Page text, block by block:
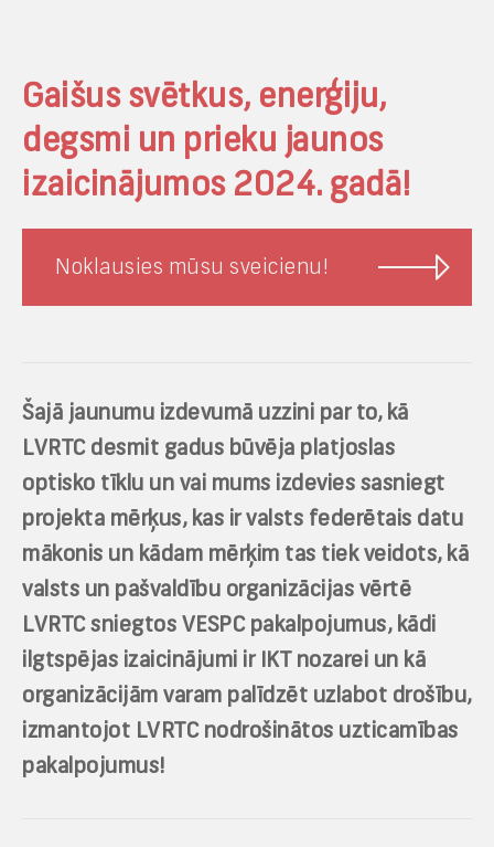
Gaišus svētkus, enerģiju,
degsmi un prieku jaunos
izaicinājumos 2024. gadā!
Noklausies mūsu sveicienu!
Šajā jaunumu izdevumā uzzini par to, kā
LVRTC desmit gadus būvēja platjoslas
optisko tīklu un vai mums izdevies sasniegt
projekta mērķus, kas ir valsts federētais datu
mākonis un kādam mērķim tas tiek veidots, kā
valsts un pašvaldību organizācijas vērtē
LVRTC sniegtos VESPC pakalpojumus, kādi
ilgtspējas izaicinājumi ir IKT nozarei un kā
organizācijām varam palīdzēt uzlabot drošību,
izmantojot LVRTC nodrošinātos uzticamības
pakalpojumus!